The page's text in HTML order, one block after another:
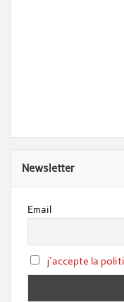
Newsletter
Email
j'accepte la